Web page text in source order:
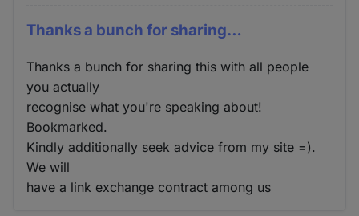
Thanks a bunch for sharing…
Thanks a bunch for sharing this with all people
you actually
recognise what you're speaking about!
Bookmarked.
Kindly additionally seek advice from my site =).
We will
have a link exchange contract among us